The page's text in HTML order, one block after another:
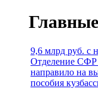
9,6 млрд руб. с
Отделение СФР
направило на
пособия